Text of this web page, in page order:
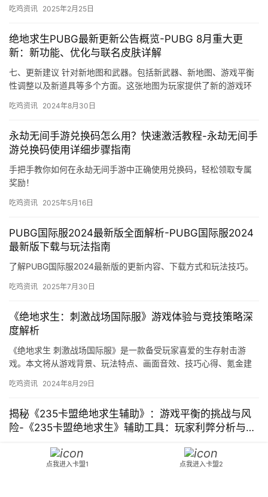
吃鸡资讯 2025年2月25日
绝地求生PUBG最新更新公告概览-PUBG 8月重大更
新：新功能、优化与联名皮肤详解
七、更新建议 针对新地图和武器。包括新武器、新地图、游戏平衡
性调整以及新道具等多个方面。这张地图为玩家提供了新的游戏环
吃鸡资讯 2024年8月30日
永劫无间手游兑换码怎么用？快速激活教程-永劫无间手
游兑换码使用详细步骤指南
手把手教你如何在永劫无间手游中正确使用兑换码，轻松领取专属
奖励！
吃鸡资讯 2025年5月16日
PUBG国际服2024最新版全面解析-PUBG国际服2024
最新版下载与玩法指南
了解PUBG国际服2024最新版的更新内容、下载方式和玩法技巧。
吃鸡资讯 2025年7月30日
《绝地求生：刺激战场国际服》游戏体验与竞技策略深
度解析
《绝地求生 刺激战场国际服》是一款备受玩家喜爱的生存射击游
戏。本文将从游戏背景、玩法特点、画面音效、技巧心得、氪金建
吃鸡资讯 2024年8月29日
揭秘《235卡盟绝地求生辅助》：游戏平衡的挑战与风
险-《235卡盟绝地求生》辅助工具：玩家利弊分析与官
《235卡盟绝地求生辅助》 一、背景介绍 235卡盟绝地求生辅助是
一款专门为《绝地求生》游戏玩家设计的辅助工具。旨在帮助玩家
点我进入卡盟1 点我进入卡盟2